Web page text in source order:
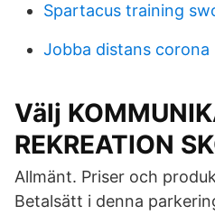
Spartacus training
Jobba distans corona
Välj
REKREATION
Allmänt. Priser och
Betalsätt i denna